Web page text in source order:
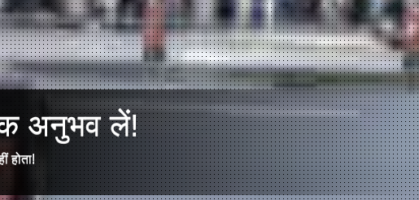
अनुभव लें!
होता!